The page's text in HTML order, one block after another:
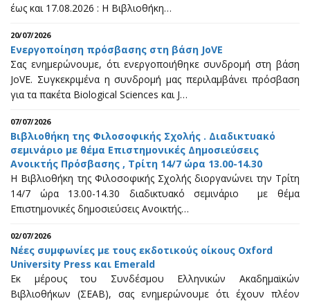
έως και 17.08.2026 : Η Βιβλιοθήκη…
20/07/2026
Ενεργοποίηση πρόσβασης στη βάση JoVE
Σας ενημερώνουμε, ότι ενεργοποιήθηκε συνδρομή στη βάση
JoVE. Συγκεκριμένα η συνδρομή μας περιλαμβάνει πρόσβαση
για τα πακέτα Biological Sciences και J…
07/07/2026
Βιβλιοθήκη της Φιλοσοφικής Σχολής . Διαδικτυακό
σεμινάριο με θέμα Επιστημονικές Δημοσιεύσεις
Ανοικτής Πρόσβασης , Τρίτη 14/7 ώρα 13.00-14.30
Η Βιβλιοθήκη της Φιλοσοφικής Σχολής διοργανώνει την Τρίτη
14/7 ώρα 13.00-14.30 διαδικτυακό σεμινάριο με θέμα
Επιστημονικές δημοσιεύσεις Ανοικτής…
02/07/2026
Νέες συμφωνίες με τους εκδοτικούς οίκους Oxford
University Press και Emerald
Εκ μέρους του Συνδέσμου Ελληνικών Ακαδημαϊκών
Βιβλιοθήκων (ΣΕΑΒ), σας ενημερώνουμε ότι έχουν πλέον